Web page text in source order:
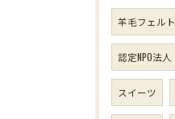
羊毛フェルト
認定NPO法人
スイーツ